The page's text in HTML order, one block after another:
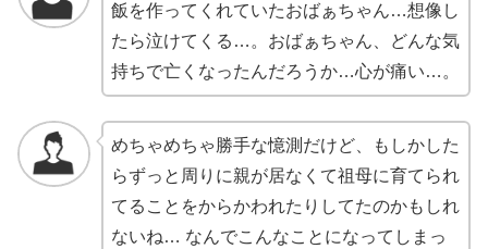
飯を作ってくれていたおばぁちゃん…想像し
たら泣けてくる…。おばぁちゃん、どんな気
持ちで亡くなったんだろうか…心が痛い…。
めちゃめちゃ勝手な憶測だけど、もしかした
らずっと周りに親が居なくて祖母に育てられ
てることをからかわれたりしてたのかもしれ
ないね… なんでこんなことになってしまっ